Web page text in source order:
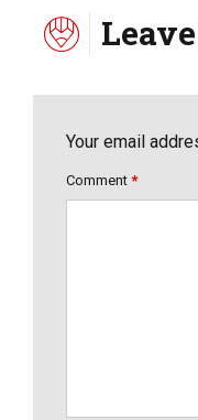
Your email
Comment *